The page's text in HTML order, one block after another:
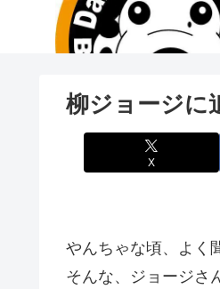
柳ジョージに
X
やんちゃな頃、よく
そんな、ジョージさ